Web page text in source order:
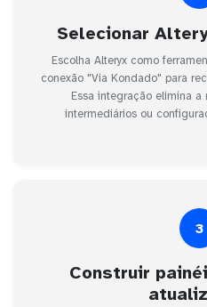
Selecionar
Escolha Alteryx como
conexão "Via Kondado" para
Essa integração elimina
intermediários ou
3
Construir